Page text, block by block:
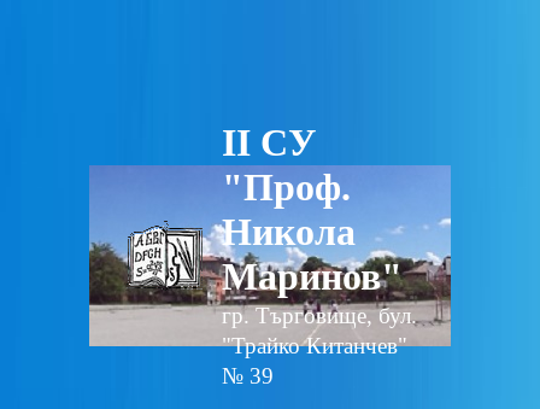
II СУ
"Проф.
Никола
Маринов"
гр. Търговище, бул.
"Трайко Китанчев"
№ 39